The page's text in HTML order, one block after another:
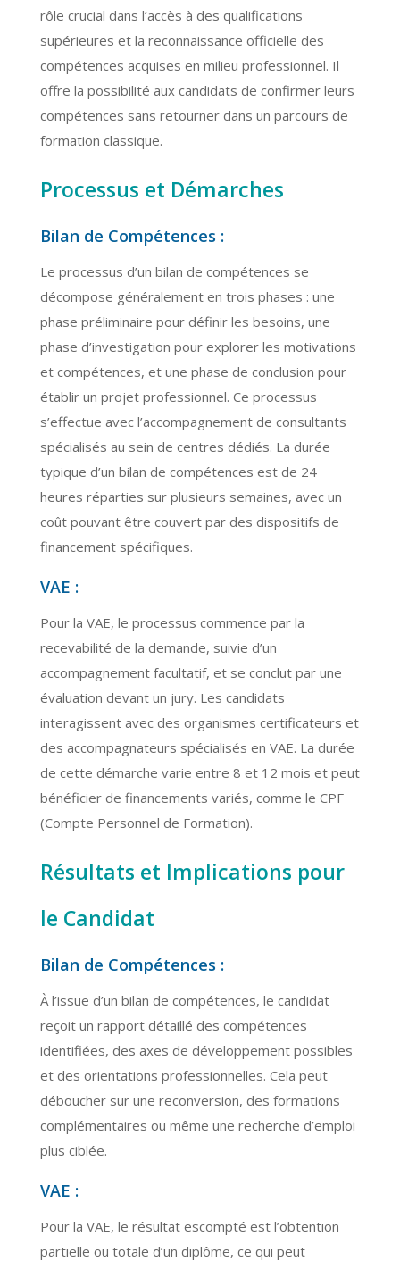
rôle crucial dans l’accès à des qualifications
supérieures et la reconnaissance officielle des
compétences acquises en milieu professionnel. Il
offre la possibilité aux candidats de confirmer leurs
compétences sans retourner dans un parcours de
formation classique.
Processus et Démarches
Bilan de Compétences :
Le processus d’un bilan de compétences se
décompose généralement en trois phases : une
phase préliminaire pour définir les besoins, une
phase d’investigation pour explorer les motivations
et compétences, et une phase de conclusion pour
établir un projet professionnel. Ce processus
s’effectue avec l’accompagnement de consultants
spécialisés au sein de centres dédiés. La durée
typique d’un bilan de compétences est de 24
heures réparties sur plusieurs semaines, avec un
coût pouvant être couvert par des dispositifs de
financement spécifiques.
VAE :
Pour la VAE, le processus commence par la
recevabilité de la demande, suivie d’un
accompagnement facultatif, et se conclut par une
évaluation devant un jury. Les candidats
interagissent avec des organismes certificateurs et
des accompagnateurs spécialisés en VAE. La durée
de cette démarche varie entre 8 et 12 mois et peut
bénéficier de financements variés, comme le CPF
(Compte Personnel de Formation).
Résultats et Implications pour
le Candidat
Bilan de Compétences :
À l’issue d’un bilan de compétences, le candidat
reçoit un rapport détaillé des compétences
identifiées, des axes de développement possibles
et des orientations professionnelles. Cela peut
déboucher sur une reconversion, des formations
complémentaires ou même une recherche d’emploi
plus ciblée.
VAE :
Pour la VAE, le résultat escompté est l’obtention
partielle ou totale d’un diplôme, ce qui peut